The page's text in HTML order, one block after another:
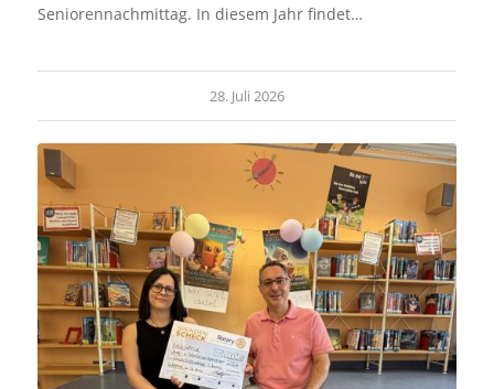
Seniorennachmittag. In diesem Jahr findet…
28. Juli 2026